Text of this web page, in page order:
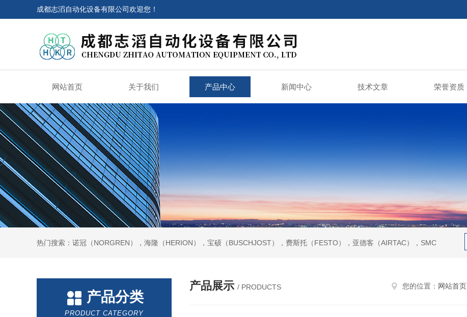
成都志滔自动化设备有限公司欢迎您！
网站首页 关于我们 产品中心 新闻中心 技术文章 荣誉资质
热门搜索：诺冠（NORGREN），海隆（HERION），宝硕（BUSCHJOST），费斯托（FESTO），亚德客（AIRTAC），SMC
产品分类
PRODUCT CATEGORY
产品展示 / PRODUCTS 您的位置： 网站首页